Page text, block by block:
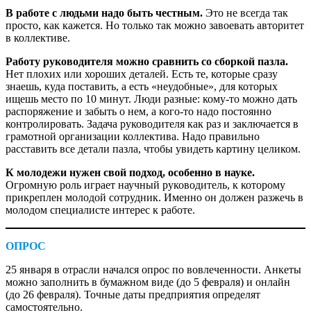
В работе с людьми надо быть честным. Это не всегда так
просто, как кажется. Но только так можно завоевать авторитет
в коллективе.
Работу руководителя можно сравнить со сборкой пазла.
Нет плохих или хороших деталей. Есть те, которые сразу
знаешь, куда поставить, а есть «неудобные», для которых
ищешь место по 10 минут. Люди разные: кому-то можно дать
распоряжение и забыть о нем, а кого-то надо постоянно
контролировать. Задача руководителя как раз и заключается в
грамотной организации коллектива. Надо правильно
расставить все детали пазла, чтобы увидеть картину целиком.
К молодежи нужен свой подход, особенно в науке.
Огромную роль играет научный руководитель, к которому
прикреплен молодой сотрудник. Именно он должен разжечь в
молодом специалисте интерес к работе.
ОПРОС
25 января в отрасли начался опрос по вовлеченности. Анкеты
можно заполнить в бумажном виде (до 5 февраля) и онлайн
(до 26 февраля). Точные даты предприятия определят
самостоятельно.